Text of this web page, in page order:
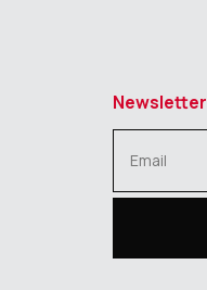
Newsletter